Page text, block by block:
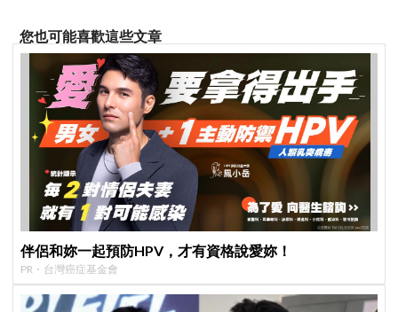
您也可能喜歡這些文章
伴侶和妳一起預防HPV，才有資格說愛妳！
PR・台灣癌症基金會